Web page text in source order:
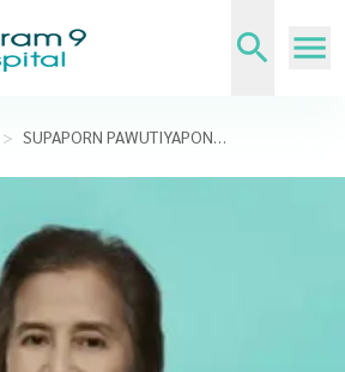
> SUPAPORN PAWUTIYAPONG, M.D.